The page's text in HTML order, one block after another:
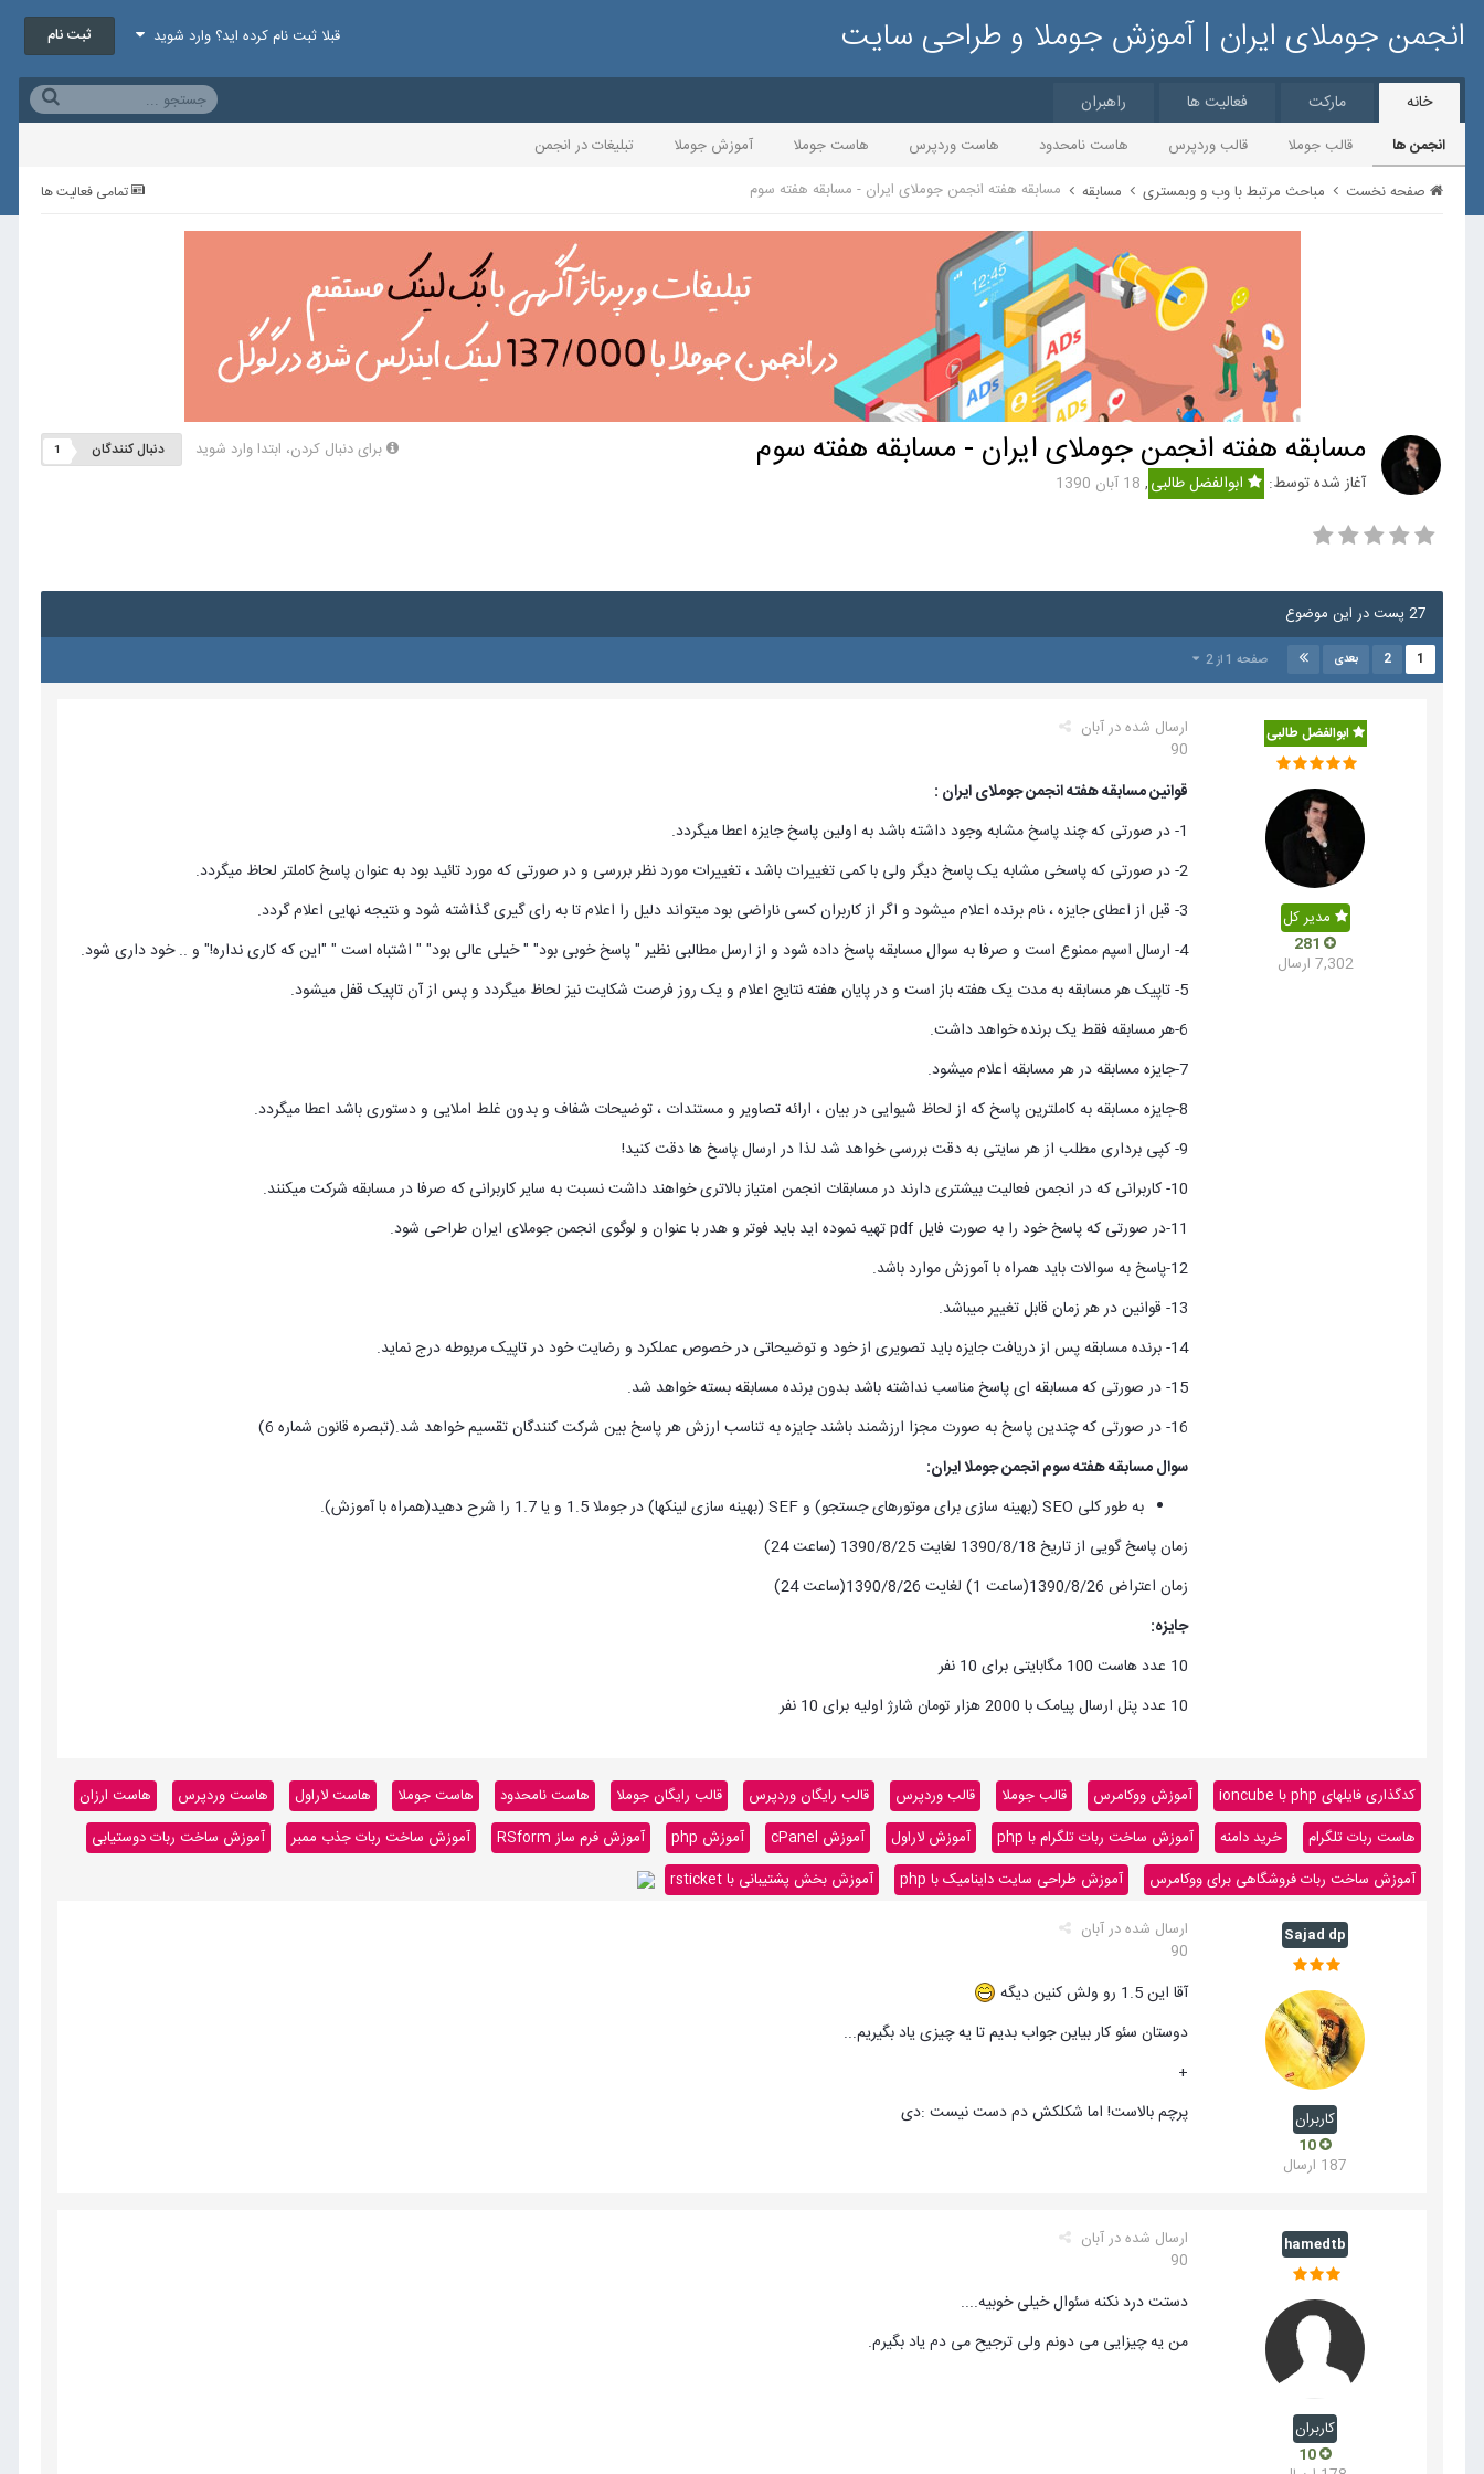
انجمن جوملای ایران | آموزش جوملا و طراحی سایت قبلا ثبت نام کرده اید؟ وارد شوید ثبت نام
خانه
انجمن ها قالب جوملا قالب وردپرس هاست نامحدود هاست وردپرس هاست جوملا آموزش جوملا تبلیغات در انجمن
مارکت فعالیت ها راهبران
تمامی فعالیت ها صفحه نخست مباحث مرتبط با وب و وبمستری مسابقه مسابقه هفته انجمن جوملای ایران - مسابقه هفته سوم
برای دنبال کردن، ابتدا وارد شوید دنبال کنندگان 1 مسابقه هفته انجمن جوملای ایران - مسابقه هفته سوم
آغاز شده توسط: ابوالفضل طالبی, 18 آبان 1390
27 پست در این موضوع
1
2 بعدی صفحه 1 از 2
ابوالفضل طالبی
مدیر کل
7,302 ارسال
ارسال شده درآبان
90
قوانین مسابقه هفته انجمن جوملای ایران :
1- در صورتی که چند پاسخ مشابه وجود داشته باشد به اولین پاسخ جایزه اعطا میگردد.
2- در صورتی که پاسخی مشابه یک پاسخ دیگر ولی با کمی تغییرات باشد ، تغییرات مورد نظر بررسی و در صورتی که مورد تائید بود به عنوان پاسخ کاملتر لحاظ میگردد.
3- قبل از اعطای جایزه ، نام برنده اعلام میشود و اگر از کاربران کسی ناراضی بود میتواند دلیل را اعلام تا به رای گیری گذاشته شود و نتیجه نهایی اعلام گردد.
4- ارسال اسپم ممنوع است و صرفا به سوال مسابقه پاسخ داده شود و از ارسل مطالبی نظیر " پاسخ خوبی بود" " خیلی عالی بود" " اشتباه است " "این که کاری نداره!" و .. خود داری شود.
5- تاپیک هر مسابقه به مدت یک هفته باز است و در پایان هفته نتایج اعلام و یک روز فرصت شکایت نیز لحاظ میگردد و پس از آن تاپیک قفل میشود.
6-هر مسابقه فقط یک برنده خواهد داشت.
7-جایزه مسابقه در هر مسابقه اعلام میشود.
8-جایزه مسابقه به کاملترین پاسخ که از لحاظ شیوایی در بیان ، ارائه تصاویر و مستندات ، توضیحات شفاف و بدون غلط املایی و دستوری باشد اعطا میگردد.
9- کپی برداری مطلب از هر سایتی به دقت بررسی خواهد شد لذا در ارسال پاسخ ها دقت کنید!
10- کاربرانی که در انجمن فعالیت بیشتری دارند در مسابقات انجمن امتیاز بالاتری خواهند داشت نسبت به سایر کاربرانی که صرفا در مسابقه شرکت میکنند.
11-در صورتی که پاسخ خود را به صورت فایل pdf تهیه نموده اید باید فوتر و هدر با عنوان و لوگوی انجمن جوملای ایران طراحی شود.
12-پاسخ به سوالات باید همراه با آموزش موارد باشد.
13- قوانین در هر زمان قابل تغییر میباشد.
14- برنده مسابقه پس از دریافت جایزه باید تصویری از خود و توضیحاتی در خصوص عملکرد و رضایت خود در تاپیک مربوطه درج نماید.
15- در صورتی که مسابقه ای پاسخ مناسب نداشته باشد بدون برنده مسابقه بسته خواهد شد.
16- در صورتی که چندین پاسخ به صورت مجزا ارزشمند باشند جایزه به تناسب ارزش هر پاسخ بین شرکت کنندگان تقسیم خواهد شد.(تبصره قانون شماره 6)
سوال مسابقه هفته سوم انجمن جوملا ایران:
به طور کلی SEO (بهینه سازی برای موتورهای جستجو) و SEF (بهینه سازی لینکها) در جوملا 1.5 و یا 1.7 را شرح دهید(همراه با آموزش).
زمان پاسخ گویی از تاریخ 1390/8/18 لغایت 1390/8/25 (ساعت 24)
زمان اعتراض 1390/8/26(ساعت 1) لغایت 1390/8/26(ساعت 24)
جایزه:
10 عدد هاست 100 مگابایتی برای 10 نفر
10 عدد پنل ارسال پیامک با 2000 هزار تومان شارژ اولیه برای 10 نفر
کدگذاری فایلهای php با ioncube آموزش ووکامرس قالب جوملا قالب وردپرس قالب رایگان وردپرس قالب رایگان جوملا هاست نامحدود هاست جوملا هاست لاراول هاست وردپرس
هاست ارزان
هاست ربات تلگرام
خرید دامنه آموزش ساخت ربات تلگرام با php آموزش لاراول آموزش cPanel آموزش php آموزش فرم ساز RSform آموزش ساخت ربات جذب ممبر
آموزش ساخت ربات دوستیابی
آموزش ساخت ربات فروشگاهی برای ووکامرس
آموزش طراحی سایت داینامیک با php آموزش بخش پشتیبانی با rsticket
Sajad dp
کاربران
187 ارسال
ارسال شده درآبان
90
آقا این 1.5 رو ولش کنین دیگه
دوستان سئو کار بیاین جواب بدیم تا یه چیزی یاد بگیریم...
+
پرچم بالاست! اما شکلکش دم دست نیست :دی
hamedtb
کاربران
ارسال شده درآبان
90
دستت درد نکنه سئوال خیلی خوبیه....
من یه چیزایی می دونم ولی ترجیح می دم یاد بگیرم.